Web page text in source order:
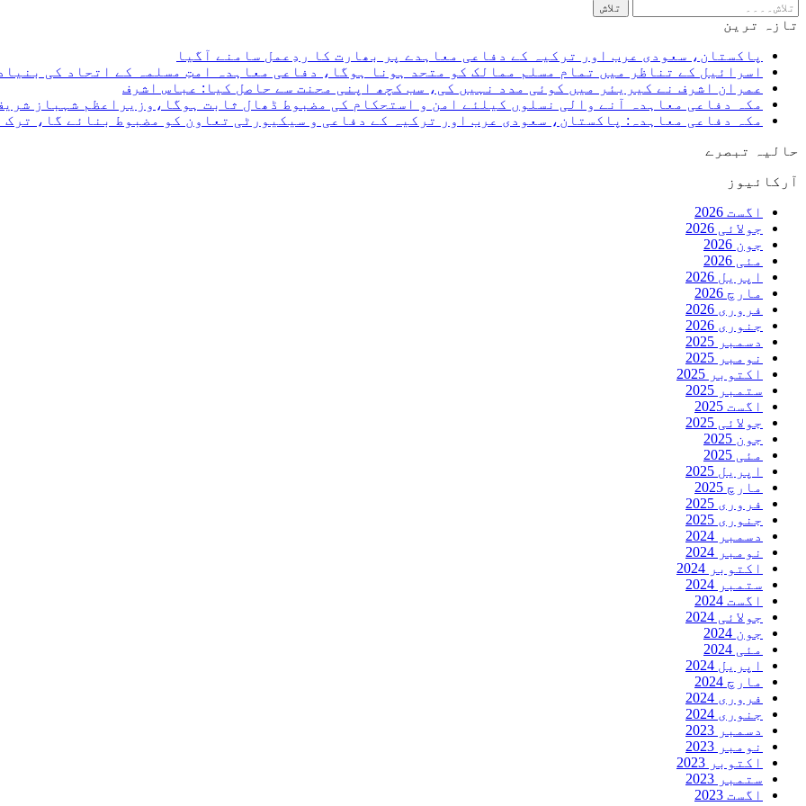
تازہ ترین
پاکستان، سعودی عرب اور ترکیہ کے دفاعی معاہدے پر بھارت کا ردِعمل سامنے آگیا
اسرائیل کے تناظر میں تمام مسلم ممالک کو متحد ہونا ہوگا، دفاعی معاہدہ امتِ مسلمہ کے اتحاد کی
عمران اشرف نے کیریئر میں کوئی مدد نہیں کی، سب کچھ اپنی محنت سے حاصل کیا: عباس اشرف
مکہ دفاعی معاہدہ آنے والی نسلوں کیلئے امن و استحکام کی مضبوط ڈھال ثابت ہوگا،وزیراعظم شہباز
مکہ دفاعی معاہدہ: پاکستان، سعودی عرب اور ترکیہ کے دفاعی و سیکیورٹی تعاون کو مضبوط بنائے گا، ترک
حالیہ تبصرے
آرکائیوز
اگست 2026
جولائی 2026
جون 2026
مئی 2026
اپریل 2026
مارچ 2026
فروری 2026
جنوری 2026
دسمبر 2025
نومبر 2025
اکتوبر 2025
ستمبر 2025
اگست 2025
جولائی 2025
جون 2025
مئی 2025
اپریل 2025
مارچ 2025
فروری 2025
جنوری 2025
دسمبر 2024
نومبر 2024
اکتوبر 2024
ستمبر 2024
اگست 2024
جولائی 2024
جون 2024
مئی 2024
اپریل 2024
مارچ 2024
فروری 2024
جنوری 2024
دسمبر 2023
نومبر 2023
اکتوبر 2023
ستمبر 2023
اگست 2023